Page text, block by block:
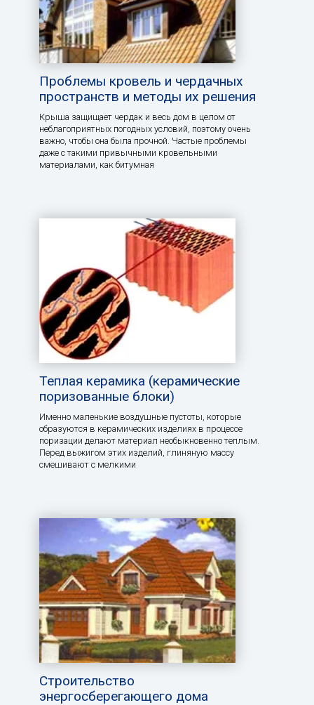
Проблемы кровель и чердачных
пространств и методы их решения
Крыша защищает чердак и весь дом в целом от
неблагоприятных погодных условий, поэтому очень
важно, чтобы она была прочной. Частые проблемы
даже с такими привычными кровельными
материалами, как битумная
Теплая керамика (керамические
поризованные блоки)
Именно маленькие воздушные пустоты, которые
образуются в керамических изделиях в процессе
поризации делают материал необыкновенно теплым.
Перед выжигом этих изделий, глиняную массу
смешивают с мелкими
Строительство
энергосберегающего дома